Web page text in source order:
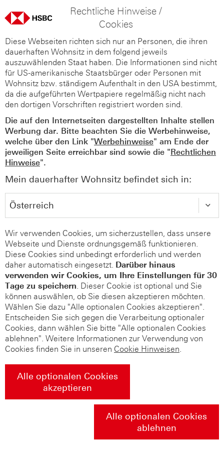
Rechtliche Hinweise /
Cookies
Diese Webseiten richten sich nur an Personen, die ihren
dauerhaften Wohnsitz in dem folgend jeweils
auszuwählenden Staat haben. Die Informationen sind nicht
für US-amerikanische Staatsbürger oder Personen mit
Wohnsitz bzw. ständigem Aufenthalt in den USA bestimmt,
da die aufgeführten Wertpapiere regelmäßig nicht nach
den dortigen Vorschriften registriert worden sind.
Die auf den Internetseiten dargestellten Inhalte stellen
Werbung dar. Bitte beachten Sie die Werbehinweise,
welche über den Link "Werbehinweise" am Ende der
jeweiligen Seite erreichbar sind sowie die "Rechtlichen
Hinweise".
Mein dauerhafter Wohnsitz befindet sich in:
Wir verwenden Cookies, um sicherzustellen, dass unsere
Webseite und Dienste ordnungsgemäß funktionieren.
Diese Cookies sind unbedingt erforderlich und werden
daher automatisch eingesetzt. Darüber hinaus
verwenden wir Cookies, um Ihre Einstellungen für 30
Tage zu speichern. Dieser Cookie ist optional und Sie
können auswählen, ob Sie diesen akzeptieren möchten.
Wählen Sie dazu "Alle optionalen Cookies akzeptieren".
Entscheiden Sie sich gegen die Verarbeitung optionaler
Cookies, dann wählen Sie bitte "Alle optionalen Cookies
ablehnen". Weitere Informationen zur Verwendung von
Cookies finden Sie in unseren Cookie Hinweisen.
Alle optionalen Cookies
akzeptieren
Alle optionalen Cookies
ablehnen